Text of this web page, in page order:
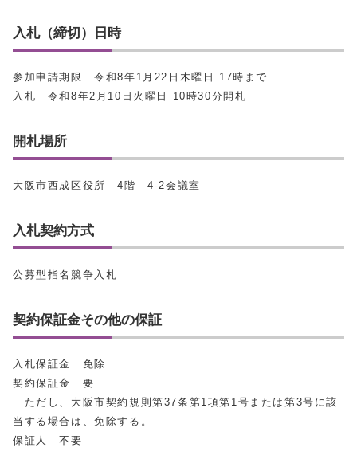
入札（締切）日時
参加申請期限 令和8年1月22日木曜日 17時まで
入札 令和8年2月10日火曜日 10時30分開札
開札場所
大阪市西成区役所 4階 4-2会議室
入札契約方式
公募型指名競争入札
契約保証金その他の保証
入札保証金 免除
契約保証金 要
ただし、大阪市契約規則第37条第1項第1号または第3号に該
当する場合は、免除する。
保証人 不要